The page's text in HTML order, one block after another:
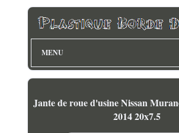
MENU
Jante de roue d'usine Nissan
2014 20x7.5